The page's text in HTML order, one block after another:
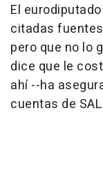
El
citadas
pero que no lo
dice que le
ahí --ha
cuentas de